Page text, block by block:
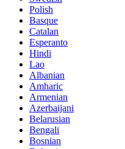
Polish
Basque
Catalan
Esperanto
Hindi
Lao
Albanian
Amharic
Armenian
Azerbaijani
Belarusian
Bengali
Bosnian